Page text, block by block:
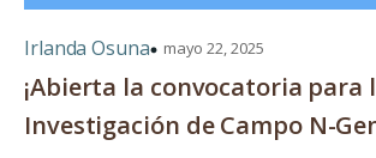
Irlanda Osuna mayo 22, 2025
¡Abierta la convocatoria para
Investigación de Campo N-